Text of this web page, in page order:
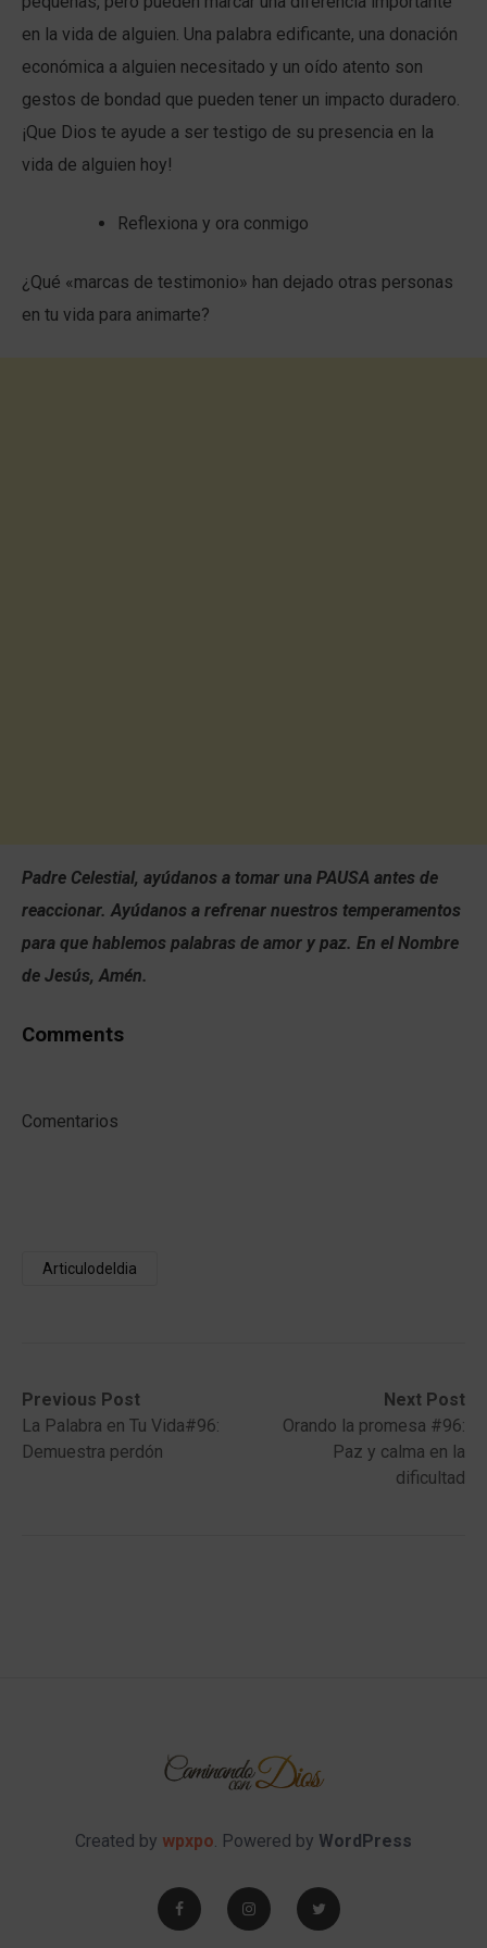
en la vida de alguien. Una palabra edificante, una donación
económica a alguien necesitado y un oído atento son
gestos de bondad que pueden tener un impacto duradero.
¡Que Dios te ayude a ser testigo de su presencia en la
vida de alguien hoy!
Reflexiona y ora conmigo
¿Qué «marcas de testimonio» han dejado otras personas
en tu vida para animarte?
Padre Celestial, ayúdanos a tomar una PAUSA antes de
reaccionar. Ayúdanos a refrenar nuestros temperamentos
para que hablemos palabras de amor y paz. En el Nombre
de Jesús, Amén.
Comments
Comentarios
Articulodeldia
Post
navigation
Previous Post
Previous
post:La Palabra en Tu Vida#96:
Demuestra perdón
Next Post
Next
post:
Orando la promesa #96:
Paz y calma en la
dificultad
Created by wpxpo. Powered by WordPress